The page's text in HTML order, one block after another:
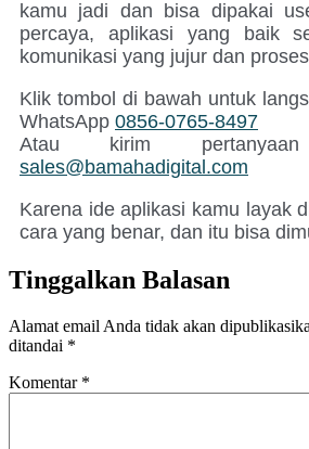
kamu jadi dan bisa dipakai
percaya, aplikasi yang baik
komunikasi yang jujur dan
Klik tombol di bawah untuk
WhatsApp 0856-0765-8497
Atau kirim
sales@bamahadigital.com
Karena ide aplikasi kamu layak
cara yang benar, dan itu bisa
Tinggalkan Balasan
Alamat email Anda tidak akan
ditandai *
Komentar *